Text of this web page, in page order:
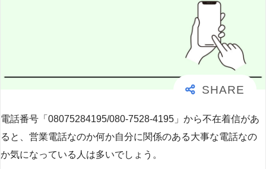
電話番号「08075284195/080-7528-4195」から不在着信があ
ると、営業電話なのか何か自分に関係のある大事な電話なの
か気になっている人は多いでしょう。